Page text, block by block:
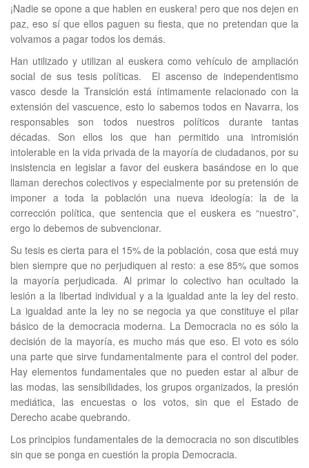
¡Nadie se opone a que hablen en euskera! pero que nos dejen en
paz, eso sí que ellos paguen su fiesta, que no pretendan que la
volvamos a pagar todos los demás.
Han utilizado y utilizan al euskera como vehículo de ampliación
social de sus tesis políticas. El ascenso de independentismo
vasco desde la Transición está íntimamente relacionado con la
extensión del vascuence, esto lo sabemos todos en Navarra, los
responsables son todos nuestros políticos durante tantas
décadas. Son ellos los que han permitido una intromisión
intolerable en la vida privada de la mayoría de ciudadanos, por su
insistencia en legislar a favor del euskera basándose en lo que
llaman derechos colectivos y especialmente por su pretensión de
imponer a toda la población una nueva ideología: la de la
corrección política, que sentencia que el euskera es “nuestro”,
ergo lo debemos de subvencionar.
Su tesis es cierta para el 15% de la población, cosa que está muy
bien siempre que no perjudiquen al resto: a ese 85% que somos
la mayoría perjudicada. Al primar lo colectivo han ocultado la
lesión a la libertad individual y a la igualdad ante la ley del resto.
La igualdad ante la ley no se negocia ya que constituye el pilar
básico de la democracia moderna. La Democracia no es sólo la
decisión de la mayoría, es mucho más que eso. El voto es sólo
una parte que sirve fundamentalmente para el control del poder.
Hay elementos fundamentales que no pueden estar al albur de
las modas, las sensibilidades, los grupos organizados, la presión
mediática, las encuestas o los votos, sin que el Estado de
Derecho acabe quebrando.
Los principios fundamentales de la democracia no son discutibles
sin que se ponga en cuestión la propia Democracia.